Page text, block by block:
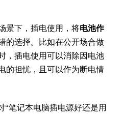
景下，插电使用，将电池作
的选择。比如在公开场合做
，插电使用可以消除因电池
的担忧，且可以作为断电情
“笔记本电脑插电源好还是用